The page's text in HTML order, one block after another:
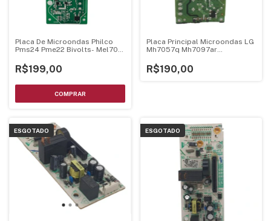
Placa De Microondas Philco
Pms24 Pme22 Bivolts- Mel705
R$199,00
Placa Principal Microondas LG
Mh7057q Mh7097ar
R$190,00
ESGOTADO ESGOTADO